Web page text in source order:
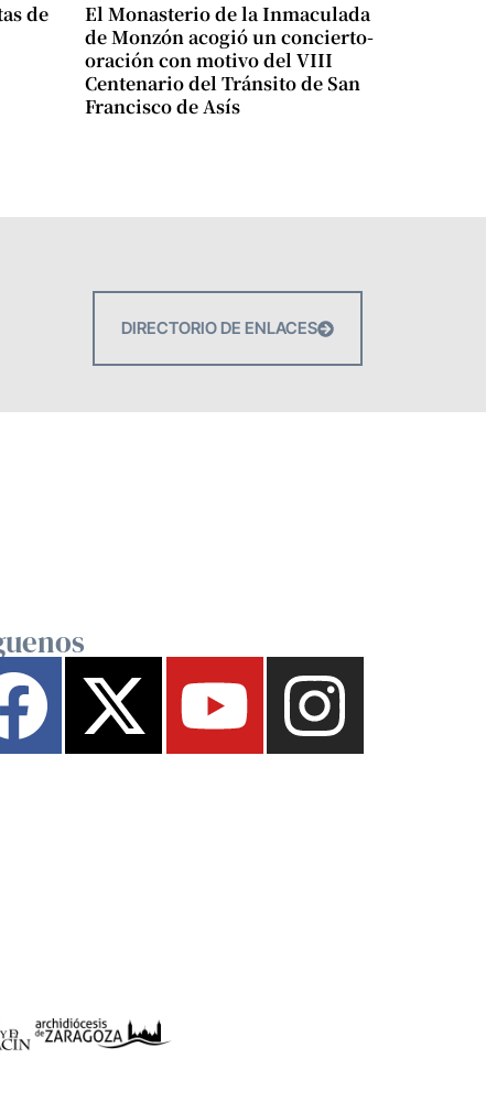
de
El Monasterio de la Inmaculada
de Monzón acogió un concierto-
oración con motivo del VIII
Centenario del Tránsito de San
Francisco de Asís
DIRECTORIO DE ENLACES